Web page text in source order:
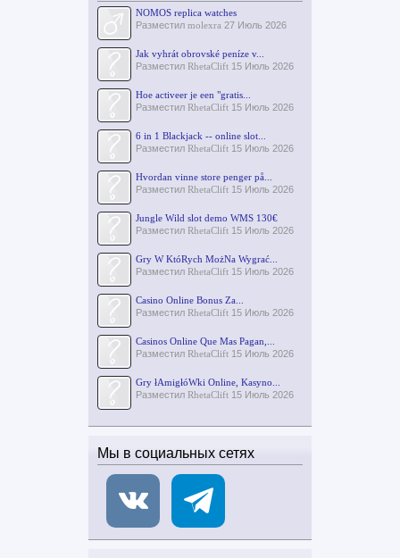
NOMOS replica watches
Разместил molexra 27 Июль 2026
Jak vyhrát obrovské peníze v...
Разместил RhetaClift 15 Июль 2026
Hoe activeer je een "gratis...
Разместил RhetaClift 15 Июль 2026
6 in 1 Blackjack -- online slot...
Разместил RhetaClift 15 Июль 2026
Hvordan vinne store penger på...
Разместил RhetaClift 15 Июль 2026
Jungle Wild slot demo WMS 130€
Разместил RhetaClift 15 Июль 2026
Gry W KtóRych MożNa Wygrać...
Разместил RhetaClift 15 Июль 2026
Casino Online Bonus Za...
Разместил RhetaClift 15 Июль 2026
Casinos Online Que Mas Pagan,...
Разместил RhetaClift 15 Июль 2026
Gry łAmigłóWki Online, Kasyno...
Разместил RhetaClift 15 Июль 2026
Мы в социальных сетях